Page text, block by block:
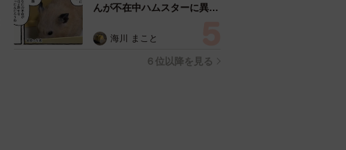
んが不在中ハムスターに異
「急に老けた？」【漫画】
海川 まこと
６位以降を見る